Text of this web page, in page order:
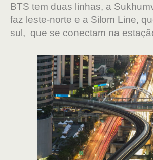
BTS tem duas linhas, a
faz leste-norte e a Silom Line,
sul, que se conectam na